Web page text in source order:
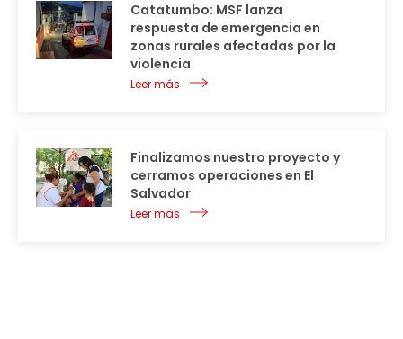
Catatumbo: MSF lanza
respuesta de emergencia en
zonas rurales afectadas por la
violencia
Leer más
Finalizamos nuestro proyecto y
cerramos operaciones en El
Salvador
Leer más